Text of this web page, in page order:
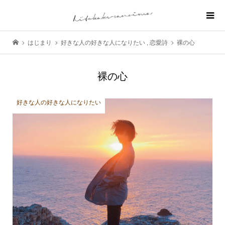
はじまり 好きな人の好きな人になりたい , 恋愛詩 裸の心
裸の心
好きな人の好きな人になりたい